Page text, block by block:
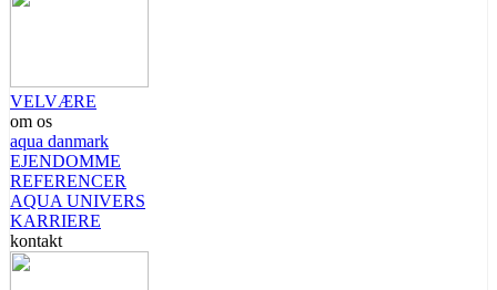
VELVÆRE
om os
aqua danmark
EJENDOMME
REFERENCER
AQUA UNIVERS
KARRIERE
kontakt